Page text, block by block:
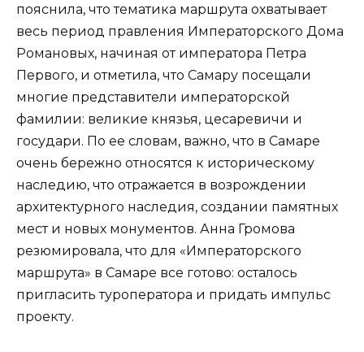
пояснила, что тематика маршрута охватывает
весь период правления Императорского Дома
Романовых, начиная от императора Петра
Первого, и отметила, что Самару посещали
многие представители императорской
фамилии: великие князья, цесаревичи и
государи. По ее словам, важно, что в Самаре
очень бережно относятся к историческому
наследию, что отражается в возрождении
архитектурного наследия, создании памятных
мест и новых монументов. Анна Громова
резюмировала, что для «Императорского
маршрута» в Самаре все готово: осталось
пригласить туроператора и придать импульс
проекту.